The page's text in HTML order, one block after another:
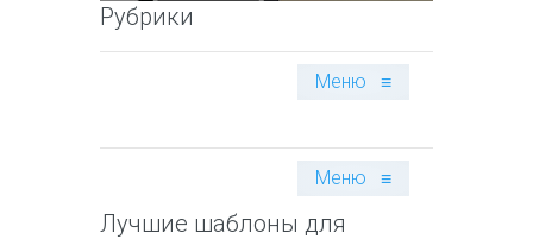
Рубрики
Меню ≡
Меню ≡
Лучшие шаблоны для